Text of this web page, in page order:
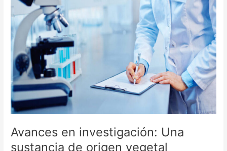
Avances en investigación: Una
sustancia de origen vegetal
investigación:
Una
sustancia
de
origen
vegetal
reduciría
síntomas
en
la
HAP